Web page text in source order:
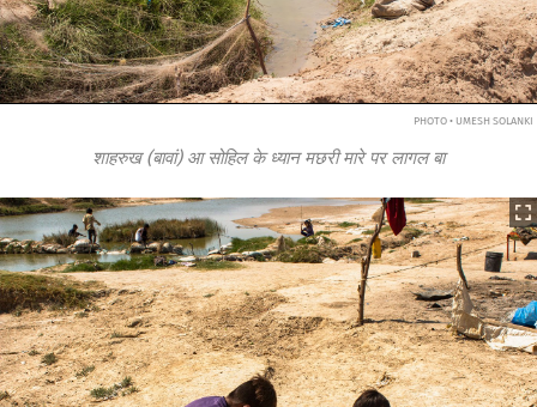
PHOTO • UMESH SOLANKI
शाहरुख (बावां) आ सोहिल के ध्यान मछरी मारे पर लागल बा